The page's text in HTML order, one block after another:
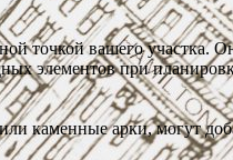
точкой вашего участка.
элементов при
каменные арки, могут